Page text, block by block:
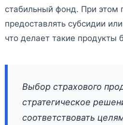
стабильный фонд. При этом
предоставлять субсидии
что делает такие продукты
Выбор страхового
стратегическое
соответствовать